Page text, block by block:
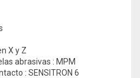
X y Z
abrasivas : MPM
: SENSITRON 6